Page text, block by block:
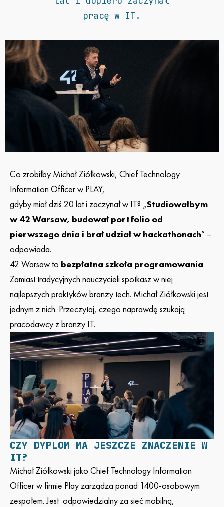
pracę w IT.
Co zrobiłby Michał Ziółkowski, Chief Technology
Information Officer w PLAY,
gdyby miał dziś 20 lat i zaczynał w IT? „Studiowałbym
w 42 Warsaw, budował portfolio od
pierwszego dnia i brał udział w hackathonach” –
odpowiada.
42 Warsaw to bezpłatna szkoła programowania
Zamiast tradycyjnych nauczycieli spotkasz w niej
najlepszych praktyków branży tech. Michał Ziółkowski jest
jednym z nich. Przeczytaj, czego naprawdę szukają
pracodawcy z branży IT.
CZY DYPLOM MA JESZCZE ZNACZENIE W
IT?
Michał Ziółkowski jako Chief Technology Information
Officer w firmie Play zarządza ponad 1400-osobowym
zespołem. Jest odpowiedzialny za sieć mobilną,